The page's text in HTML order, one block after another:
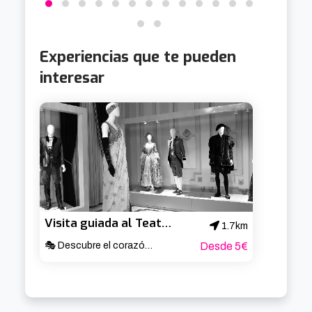
Experiencias que te pueden
interesar
Visita guiada al Teatro Arriaga
1.7km
🎭 Descubre el corazón cultural de Bilbao ✨
Desde 5€